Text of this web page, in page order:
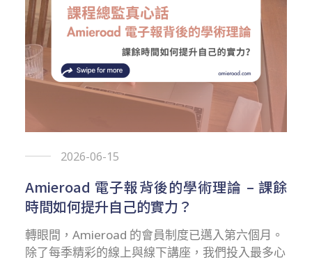
2026-06-15
Amieroad 電子報背後的學術理論 – 課餘
時間如何提升自己的實力？
轉眼間，Amieroad 的會員制度已邁入第六個月。
除了每季精彩的線上與線下講座，我們投入最多心